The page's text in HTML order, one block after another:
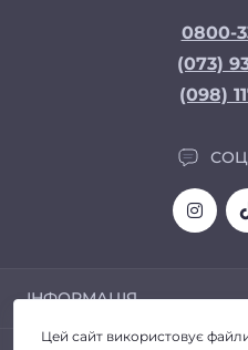
0800-
(073)
(098)
СОЦ
ІНФОРМАЦІЯ
Доставка та Оплата
Цей сайт використовує